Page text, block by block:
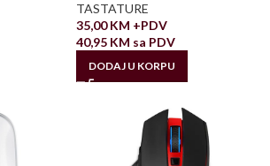
TASTATURE
35,00KM +PDV
40,95 KM sa PDV
DODAJ U KORPU